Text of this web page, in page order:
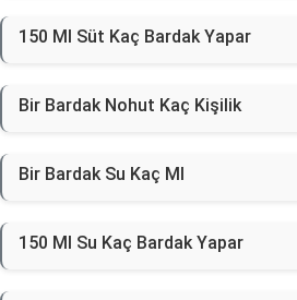
150 Ml Süt Kaç Bardak Yapar
Bir Bardak Nohut Kaç Kişilik
Bir Bardak Su Kaç Ml
150 Ml Su Kaç Bardak Yapar